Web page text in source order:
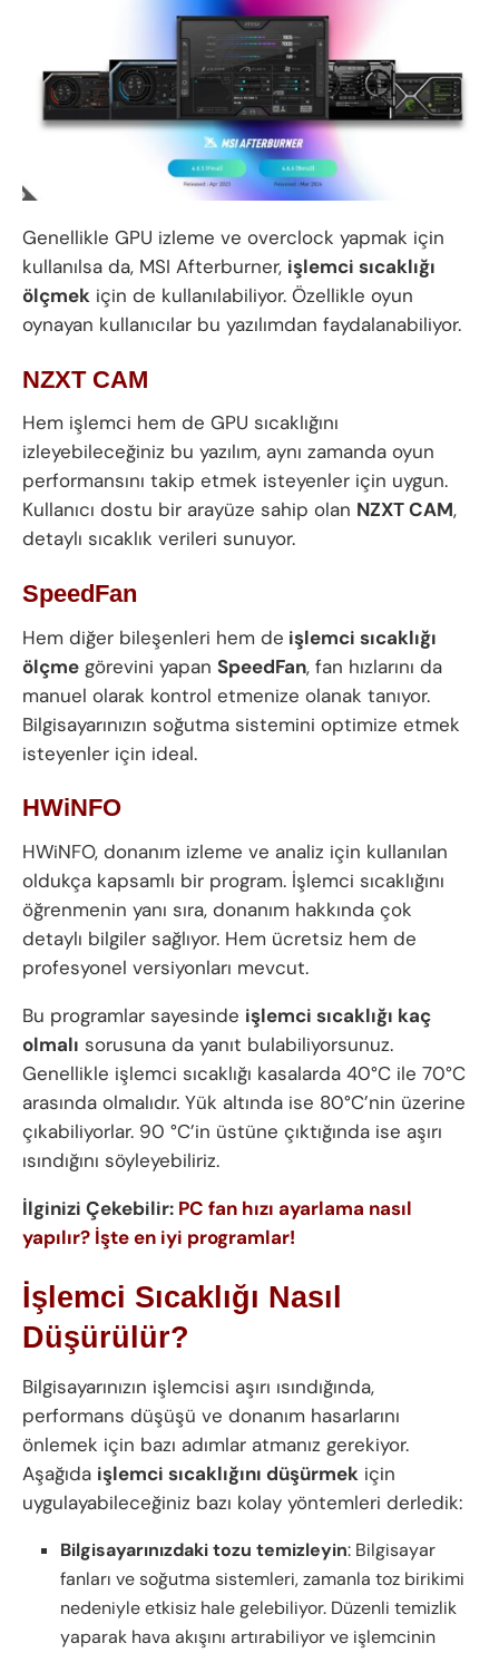
Genellikle GPU izleme ve overclock yapmak için
kullanılsa da, MSI Afterburner, işlemci sıcaklığı
ölçmek için de kullanılabiliyor. Özellikle oyun
oynayan kullanıcılar bu yazılımdan faydalanabiliyor.
NZXT CAM
Hem işlemci hem de GPU sıcaklığını
izleyebileceğiniz bu yazılım, aynı zamanda oyun
performansını takip etmek isteyenler için uygun.
Kullanıcı dostu bir arayüze sahip olan NZXT CAM,
detaylı sıcaklık verileri sunuyor.
SpeedFan
Hem diğer bileşenleri hem de işlemci sıcaklığı
ölçme görevini yapan SpeedFan, fan hızlarını da
manuel olarak kontrol etmenize olanak tanıyor.
Bilgisayarınızın soğutma sistemini optimize etmek
isteyenler için ideal.
HWiNFO
HWiNFO, donanım izleme ve analiz için kullanılan
oldukça kapsamlı bir program. İşlemci sıcaklığını
öğrenmenin yanı sıra, donanım hakkında çok
detaylı bilgiler sağlıyor. Hem ücretsiz hem de
profesyonel versiyonları mevcut.
Bu programlar sayesinde işlemci sıcaklığı kaç
olmalı sorusuna da yanıt bulabiliyorsunuz.
Genellikle işlemci sıcaklığı kasalarda 40°C ile 70°C
arasında olmalıdır. Yük altında ise 80°C’nin üzerine
çıkabiliyorlar. 90 °C’in üstüne çıktığında ise aşırı
ısındığını söyleyebiliriz.
İlginizi Çekebilir: PC fan hızı ayarlama nasıl
yapılır? İşte en iyi programlar!
İşlemci Sıcaklığı Nasıl
Düşürülür?
Bilgisayarınızın işlemcisi aşırı ısındığında,
performans düşüşü ve donanım hasarlarını
önlemek için bazı adımlar atmanız gerekiyor.
Aşağıda işlemci sıcaklığını düşürmek için
uygulayabileceğiniz bazı kolay yöntemleri derledik:
Bilgisayarınızdaki tozu temizleyin: Bilgisayar
fanları ve soğutma sistemleri, zamanla toz birikimi
nedeniyle etkisiz hale gelebiliyor. Düzenli temizlik
yaparak hava akışını artırabiliyor ve işlemcinin